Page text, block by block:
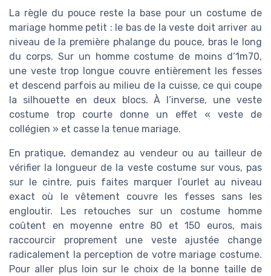
La règle du pouce reste la base pour un costume de
mariage homme petit : le bas de la veste doit arriver au
niveau de la première phalange du pouce, bras le long
du corps. Sur un homme costume de moins d’1m70,
une veste trop longue couvre entièrement les fesses
et descend parfois au milieu de la cuisse, ce qui coupe
la silhouette en deux blocs. À l’inverse, une veste
costume trop courte donne un effet « veste de
collégien » et casse la tenue mariage.
En pratique, demandez au vendeur ou au tailleur de
vérifier la longueur de la veste costume sur vous, pas
sur le cintre, puis faites marquer l’ourlet au niveau
exact où le vêtement couvre les fesses sans les
engloutir. Les retouches sur un costume homme
coûtent en moyenne entre 80 et 150 euros, mais
raccourcir proprement une veste ajustée change
radicalement la perception de votre mariage costume.
Pour aller plus loin sur le choix de la bonne taille de